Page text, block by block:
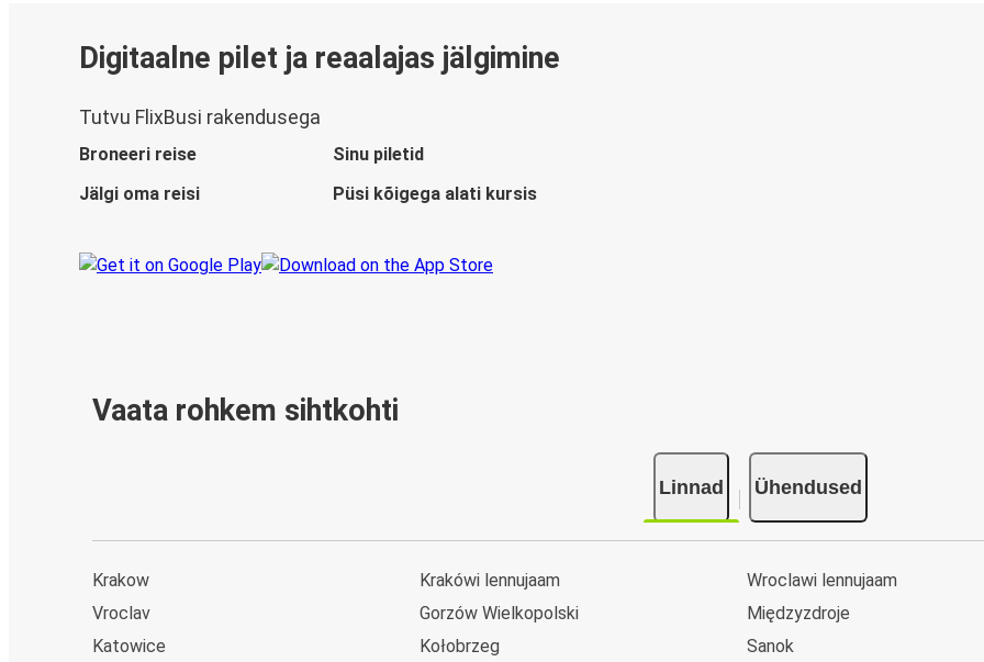
Digitaalne pilet ja reaalajas jälgimine
Tutvu FlixBusi rakendusega
Broneeri reise
Sinu piletid
Jälgi oma reisi
Püsi kõigega alati kursis
Vaata rohkem sihtkohti
Linnad Ühendused
Krakow
Vroclav
Katowice
Krakówi lennujaam
Gorzów Wielkopolski
Kołobrzeg
Wroclawi lennujaam
Międzyzdroje
Sanok